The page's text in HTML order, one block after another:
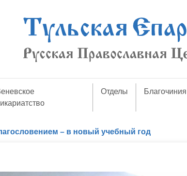
Отделы Благочиния
– в новый учебный год